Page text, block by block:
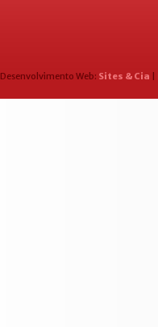
Desenvolvimento Web: Sites & Cia